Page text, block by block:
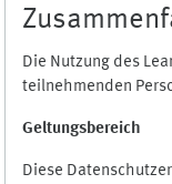
Die Nutzung des
teilnehmenden
Geltungsbereich
Diese